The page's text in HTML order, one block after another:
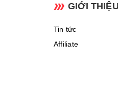
chỉ thị B19W thiết kế màn
GIỚI THIỆU
Tin tức
Affiliate